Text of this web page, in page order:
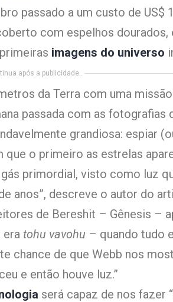
passado a um custo de US$
com espelhos dourados,
imagens do universo
após a publicidade..
da Terra com uma
passada com as fotografias
grandiosa: espiar
que o primeiro as estrelas
primordial, visto como luz
anos”, descreve o autor do
de Bereshit – Gênesis –
era tohu vavohu – quando tudo
chance de que Webb nos
e então houve luz.”
será capaz de nos fazer